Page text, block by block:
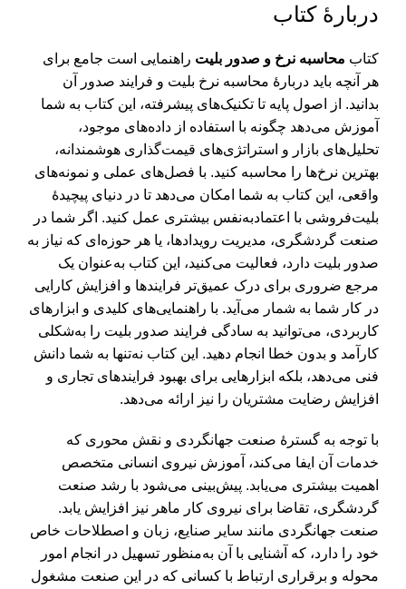
دربارهٔ کتاب
کتاب محاسبه نرخ و صدور بلیت راهنمایی است جامع برای
هر آنچه باید دربارۀ محاسبه نرخ بلیت و فرایند صدور آن
بدانید. از اصول پایه تا تکنیک‌های پیشرفته، این کتاب به شما
آموزش می‌دهد چگونه با استفاده از داده‌های موجود،
تحلیل‌های بازار و استراتژی‌های قیمت‌گذاری هوشمندانه،
بهترین نرخ‌ها را محاسبه کنید. با فصل‌های عملی و نمونه‌های
واقعی، این کتاب به شما امکان می‌دهد تا در دنیای پیچیدۀ
بلیت‌فروشی با اعتمادبه‌نفس بیشتری عمل کنید. اگر شما در
صنعت گردشگری، مدیریت رویدادها، یا هر حوزه‌ای که نیاز به
صدور بلیت دارد، فعالیت می‌کنید، این کتاب به‌عنوان یک
مرجع ضروری برای درک عمیق‌تر فرایندها و افزایش کارایی
در کار شما به شمار می‌آید. با راهنمایی‌های کلیدی و ابزارهای
کاربردی، می‌توانید به سادگی فرایند صدور بلیت را به‌شکلی
کارآمد و بدون خطا انجام دهید. این کتاب نه‌تنها به شما دانش
فنی می‌دهد، بلکه ابزارهایی برای بهبود فرایندهای تجاری و
افزایش رضایت مشتریان را نیز ارائه می‌دهد.
با توجه به گسترۀ صنعت جهانگردی و نقش محوری که
خدمات آن ایفا می‌کند، آموزش نیروی انسانی متخصص
اهمیت بیشتری می‌یابد. پیش‌بینی می‌شود با رشد صنعت
گردشگری، تقاضا برای نیروی کار ماهر نیز افزایش یابد.
صنعت جهانگردی مانند سایر صنایع، زبان و اصطلاحات خاص
خود را دارد، که آشنایی با آن به‌منظور تسهیل در انجام امور
محوله و برقراری ارتباط با کسانی که در این صنعت مشغول